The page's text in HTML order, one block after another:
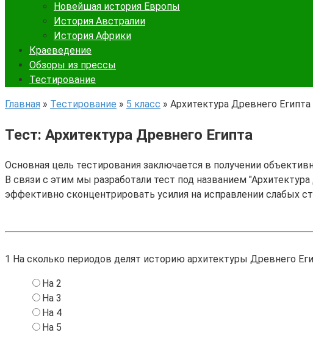
Новейшая история Европы
История Австралии
История Африки
Краеведение
Обзоры из прессы
Тестирование
Главная » Тестирование » 5 класс » Архитектура Древнего Египта
Тест: Архитектура Древнего Египта
Основная цель тестирования заключается в получении
В связи с этим мы разработали тест под названием
эффективно сконцентрировать усилия на исправлении слабых
1 На сколько периодов делят историю архитектуры Древнего
На 2
На 3
На 4
На 5